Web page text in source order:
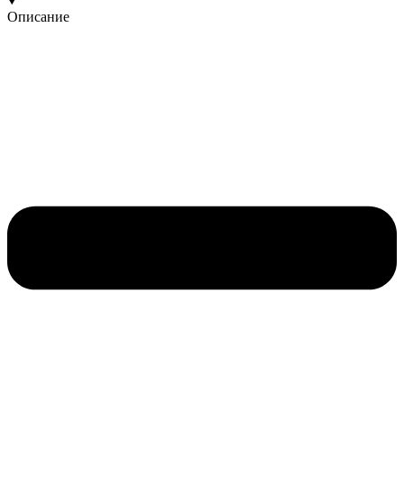
Описание